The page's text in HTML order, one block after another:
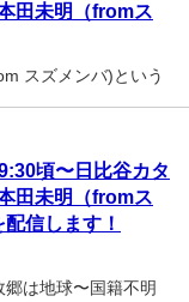
田未明（fromス
スズメンバ)という
頃〜日比谷カタ
田未明（fromス
信します！
は地球〜国籍不明